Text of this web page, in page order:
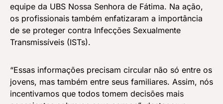
equipe da UBS Nossa Senhora de Fátima. Na ação,
os profissionais também enfatizaram a importância
de se proteger contra Infecções Sexualmente
Transmissíveis (ISTs).
“Essas informações precisam circular não só entre os
jovens, mas também entre seus familiares. Assim, nós
incentivamos que todos tomem decisões mais